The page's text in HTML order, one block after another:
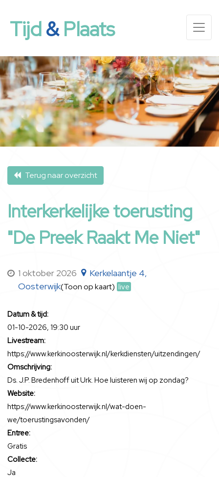
Tijd&Plaats
Terug naar overzicht
Interkerkelijke toerusting
"De Preek Raakt Me Niet"
1 oktober 2026
Kerkelaantje 4,
Oosterwijk(Toon op kaart) live
Datum & tijd:
01-10-2026, 19:30 uur
Livestream:
https://www.kerkinoosterwijk.nl/kerkdiensten/uitzendingen/
Omschrijving:
Ds. J.P. Bredenhoff uit Urk. Hoe luisteren wij op zondag?
Website:
https://www.kerkinoosterwijk.nl/wat-doen-
we/toerustingsavonden/
Entree:
Gratis
Collecte:
Ja